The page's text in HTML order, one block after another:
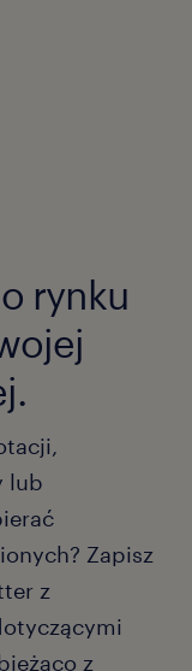
rynku
lub
Zapisz
z
z